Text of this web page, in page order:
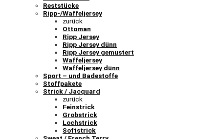
Reststücke
Ripp-/Waffeljersey
zurück
Ottoman
Ripp Jersey
Ripp Jersey dünn
Ripp Jersey gemustert
Waffeljersey
Waffeljersey dünn
Sport – und Badestoffe
Stoffpakete
Strick / Jacquard
zurück
Feinstrick
Grobstrick
Lochstrick
Softstrick